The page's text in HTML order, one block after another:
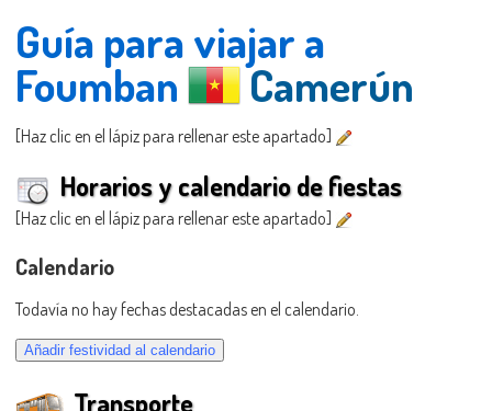
Guía para viajar a
Foumban
Camerún
[Haz clic en el lápiz para rellenar este apartado]
Horarios y calendario de fiestas
[Haz clic en el lápiz para rellenar este apartado]
Calendario
Todavía no hay fechas destacadas en el calendario.
Transporte